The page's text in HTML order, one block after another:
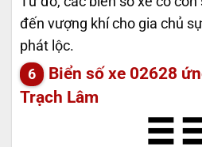
đến vượng khí cho gia chủ
phát lộc.
Biển số xe 02628
Trạch Lâm